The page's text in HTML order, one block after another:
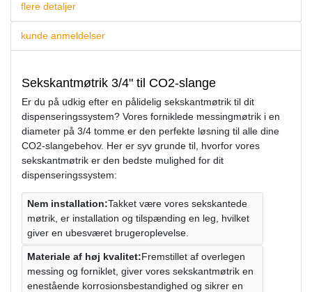
flere detaljer
kunde anmeldelser
Sekskantmøtrik 3/4" til CO2-slange
Er du på udkig efter en pålidelig sekskantmøtrik til dit
dispenseringssystem? Vores forniklede messingmøtrik i en
diameter på 3/4 tomme er den perfekte løsning til alle dine
CO2-slangebehov. Her er syv grunde til, hvorfor vores
sekskantmøtrik er den bedste mulighed for dit
dispenseringssystem:
Nem installation:Takket være vores sekskantede
møtrik, er installation og tilspænding en leg, hvilket
giver en ubesværet brugeroplevelse.
Materiale af høj kvalitet:Fremstillet af overlegen
messing og forniklet, giver vores sekskantmøtrik en
enestående korrosionsbestandighed og sikrer en